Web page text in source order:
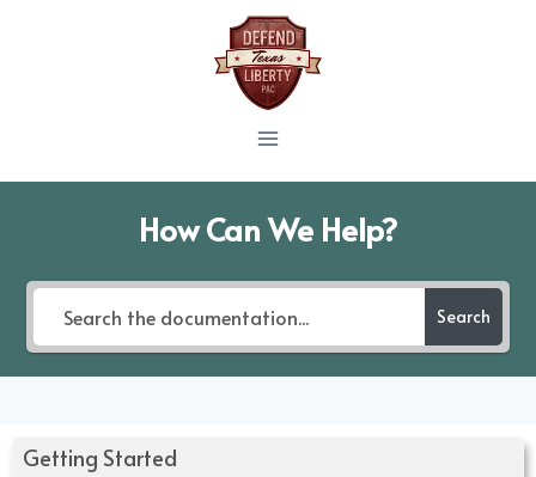
How Can We Help?
Search
Getting Started